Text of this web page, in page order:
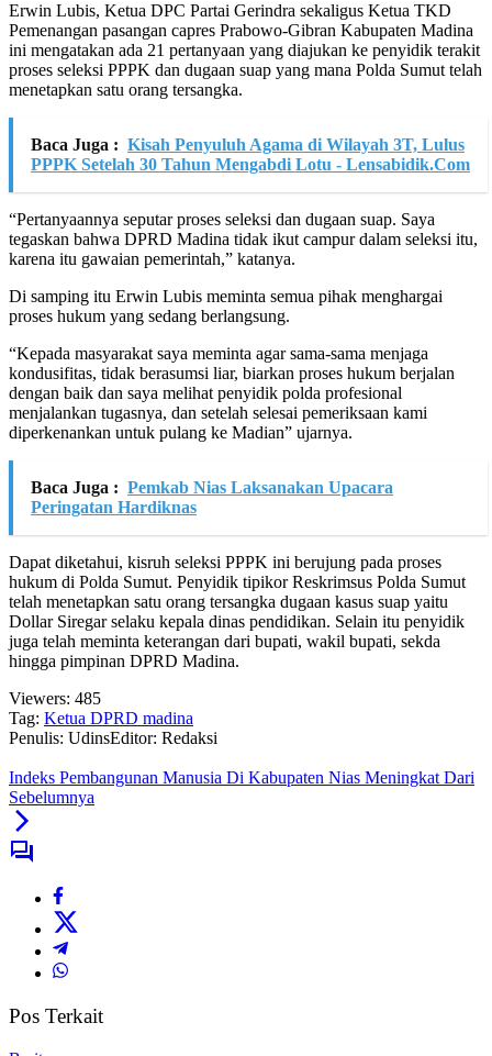
Erwin Lubis, Ketua DPC Partai Gerindra sekaligus Ketua TKD
Pemenangan pasangan capres Prabowo-Gibran Kabupaten Madina
ini mengatakan ada 21 pertanyaan yang diajukan ke penyidik terakit
proses seleksi PPPK dan dugaan suap yang mana Polda Sumut telah
menetapkan satu orang tersangka.
Baca Juga : Kisah Penyuluh Agama di Wilayah 3T, Lulus
PPPK Setelah 30 Tahun Mengabdi Lotu - Lensabidik.Com
“Pertanyaannya seputar proses seleksi dan dugaan suap. Saya
tegaskan bahwa DPRD Madina tidak ikut campur dalam seleksi itu,
karena itu gawaian pemerintah,” katanya.
Di samping itu Erwin Lubis meminta semua pihak menghargai
proses hukum yang sedang berlangsung.
“Kepada masyarakat saya meminta agar sama-sama menjaga
kondusifitas, tidak berasumsi liar, biarkan proses hukum berjalan
dengan baik dan saya melihat penyidik polda profesional
menjalankan tugasnya, dan setelah selesai pemeriksaan kami
diperkenankan untuk pulang ke Madian” ujarnya.
Baca Juga : Pemkab Nias Laksanakan Upacara
Peringatan Hardiknas
Dapat diketahui, kisruh seleksi PPPK ini berujung pada proses
hukum di Polda Sumut. Penyidik tipikor Reskrimsus Polda Sumut
telah menetapkan satu orang tersangka dugaan kasus suap yaitu
Dollar Siregar selaku kepala dinas pendidikan. Selain itu penyidik
juga telah meminta keterangan dari bupati, wakil bupati, sekda
hingga pimpinan DPRD Madina.
Viewers: 485
Tag: Ketua DPRD madina
Penulis: UdinsEditor: Redaksi
Indeks Pembangunan Manusia Di Kabupaten Nias Meningkat Dari
Sebelumnya
Pos Terkait